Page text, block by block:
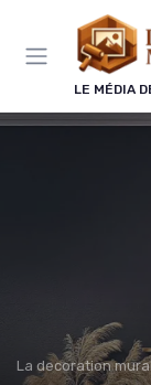
LE MÉDIA
La decoration
Panneau de